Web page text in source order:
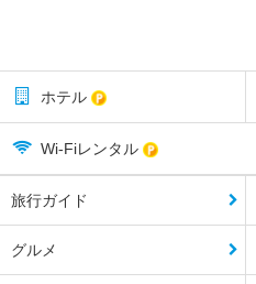
ホテル
Wi-Fiレンタル
旅行ガイド
グルメ